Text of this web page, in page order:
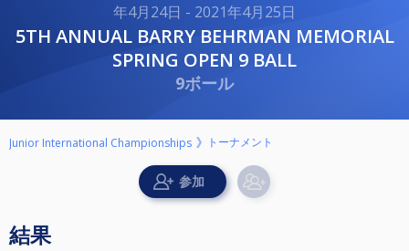
年4月24日 - 2021年4月25日
5TH ANNUAL BARRY BEHRMAN MEMORIAL
SPRING OPEN 9 BALL
9ボール
Junior International Championships トーナメント
結果